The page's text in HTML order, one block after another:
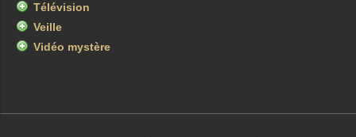
Télévision
Veille
Vidéo mystère